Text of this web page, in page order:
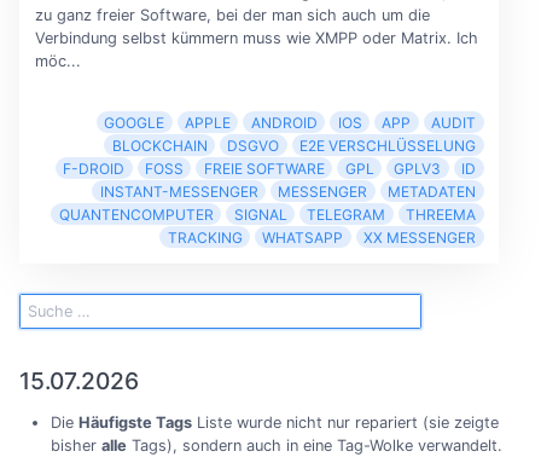
zu ganz freier Software, bei der man sich auch um die
Verbindung selbst kümmern muss wie XMPP oder Matrix. Ich
möc...
GOOGLE APPLE ANDROID IOS APP
AUDIT
BLOCKCHAIN
DSGVO
E2E VERSCHLÜSSELUNG
F-DROID
FOSS FREIE SOFTWARE GPL GPLV3
ID
INSTANT-MESSENGER
MESSENGER
METADATEN
QUANTENCOMPUTER
SIGNAL TELEGRAM
THREEMA
TRACKING
WHATSAPP XX MESSENGER
15.07.2026
Die Häufigste TagsListe wurde nicht nur repariert (sie zeigte
bisher alleTags), sondern auch in eine Tag-Wolke verwandelt.